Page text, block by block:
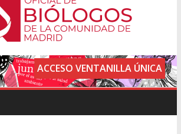
ACCESO VENTANILLA ÚNICA